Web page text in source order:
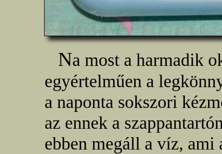
Na most a harmadik
egyértelműen a
a naponta sokszori
az ennek a
ebben megáll a víz, ami